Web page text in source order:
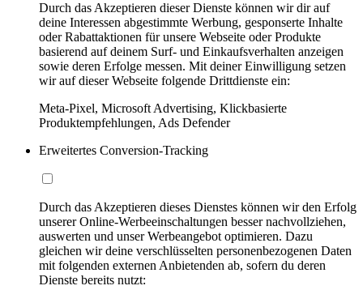
Durch das Akzeptieren dieser Dienste können wir dir auf
deine Interessen abgestimmte Werbung, gesponserte Inhalte
oder Rabattaktionen für unsere Webseite oder Produkte
basierend auf deinem Surf- und Einkaufsverhalten anzeigen
sowie deren Erfolge messen. Mit deiner Einwilligung setzen
wir auf dieser Webseite folgende Drittdienste ein:
Meta-Pixel, Microsoft Advertising, Klickbasierte
Produktempfehlungen, Ads Defender
Erweitertes Conversion-Tracking
Durch das Akzeptieren dieses Dienstes können wir den Erfolg
unserer Online-Werbeeinschaltungen besser nachvollziehen,
auswerten und unser Werbeangebot optimieren. Dazu
gleichen wir deine verschlüsselten personenbezogenen Daten
mit folgenden externen Anbietenden ab, sofern du deren
Dienste bereits nutzt: